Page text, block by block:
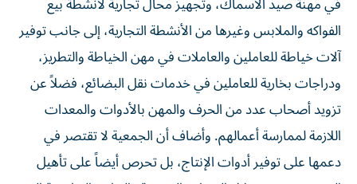
الفواكه والملابس وغيرها من الأنشطة التجارية، إلى جانب توفير
آلات خياطة للعاملين والعاملات في مهن الخياطة والتطريز،
ودراجات بخارية للعاملين في خدمات نقل البضائع، فضلاً عن
تزويد أصحاب عدد من الحرف والمهن بالأدوات والمعدات
اللازمة لممارسة أعمالهم. وأضاف أن الجمعية لا تقتصر في
دعمها على توفير أدوات الإنتاج، بل تحرص أيضاً على تأهيل